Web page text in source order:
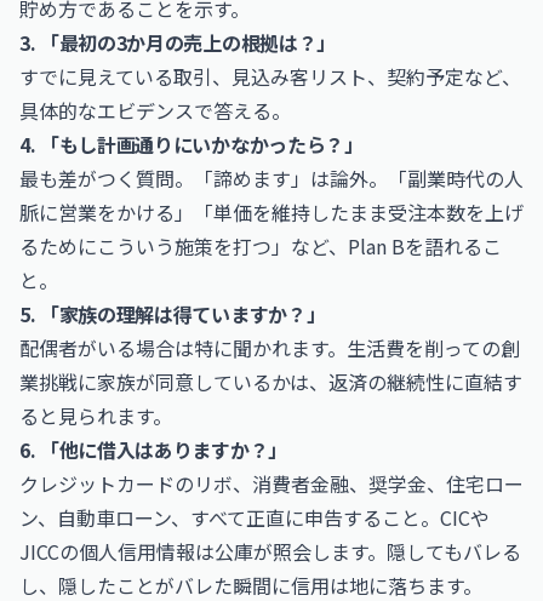
貯め方であることを示す。
3. 「最初の3か月の売上の根拠は？」
すでに見えている取引、見込み客リスト、契約予定など、
具体的なエビデンスで答える。
4. 「もし計画通りにいかなかったら？」
最も差がつく質問。「諦めます」は論外。「副業時代の人
脈に営業をかける」「単価を維持したまま受注本数を上げ
るためにこういう施策を打つ」など、Plan Bを語れるこ
と。
5. 「家族の理解は得ていますか？」
配偶者がいる場合は特に聞かれます。生活費を削っての創
業挑戦に家族が同意しているかは、返済の継続性に直結す
ると見られます。
6. 「他に借入はありますか？」
クレジットカードのリボ、消費者金融、奨学金、住宅ロー
ン、自動車ローン、すべて正直に申告すること。CICや
JICCの個人信用情報は公庫が照会します。隠してもバレる
し、隠したことがバレた瞬間に信用は地に落ちます。